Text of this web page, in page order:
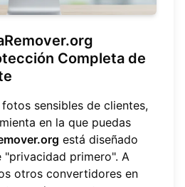
Completa de
sensibles de clientes,
en la que puedas
está diseñado
primero". A
otros convertidores en